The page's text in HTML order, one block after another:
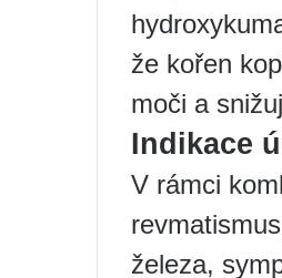
že kořen
moči a
Indikace
V rámci
železa,